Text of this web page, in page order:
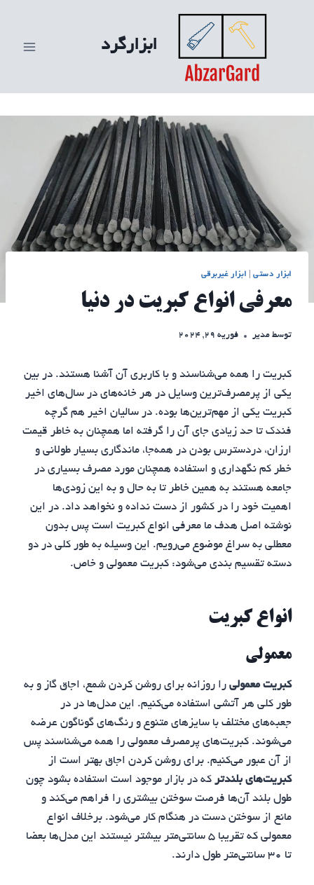
ابزارگرد
ابزار دستی| ابزار غیربرقی
معرفی انواع کبریت در دنیا
توسط مدیر فوریه 29, 2024
کبریت را همه می‌شناسند و با کاربری آن آشنا هستند. در بین
یکی از پرمصرف‌ترین وسایل در هر خانه‌های در سال‌های اخیر
کبریت یکی از مهم‌ترین‌ها بوده. در سالیان اخیر هم گرچه
فندک‌ تا حد زیادی جای آن را گرفته‌ اما همچنان به خاطر قیمت
ارزان، دردسترس بودن در همه‌جا، ماندگاری بسیار طولانی و
خطر کم نگهداری و استفاده همچنان مورد مصرف بسیاری در
جامعه هستند به همین خاطر تا به حال و به این زودی‌ها
اهمیت خود را در کشور از دست نداده و نخواهد داد. در این
نوشته اصل هدف ما معرفی انواع کبریت است پس بدون
معطلی به سراغ موضوع می‌رویم. این وسیله به طور کلی در دو
دسته تقسیم بندی می‌شود: کبریت معمولی و خاص.
انواع کبریت
معمولی
کبریت معمولی را روزانه برای روشن کردن شمع، اجاق گاز و به
طور کلی هر آتشی استفاده می‌کنیم. این مدل‌ها در در
جعبه‌های مختلف با سایزهای متنوع و رنگ‌های گوناگون عرضه
می‌شوند. کبریت‌های پرمصرف معمولی را همه می‌شناسند پس
از آن عبور می‌کنیم. برای روشن کردن اجاق‌ بهتر است از
کبریت‌های بلندتر که در بازار موجود است استفاده بشود چون
طول بلند آن‌ها فرصت سوختن بیشتری را فراهم می‌کند و
مانع از سوختن دست در هنگام کار می‌شود. برخلاف انواع
معمولی که تقریبا ۵ سانتی‌متر بیشتر نیستند این مدل‌ها بعضا
تا ۳۰ سانتی‌متر طول دارند.